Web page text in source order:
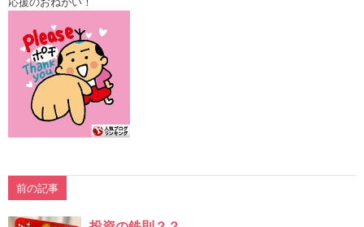
前の記事